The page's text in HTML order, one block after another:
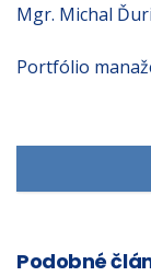
Mgr. Michal
Portfólio
Podobné